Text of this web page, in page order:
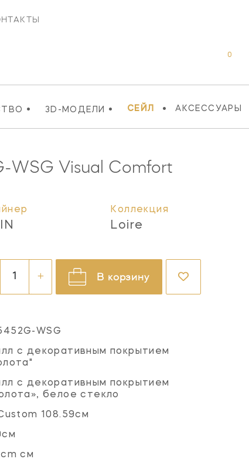
• 3D-МОДЕЛИ • СЕЙЛ • АКСЕССУАРЫ
0
WSG Visual Comfort
Коллекция
Loire
В корзину
WSG
с декоративным покрытием
с декоративным покрытием
белое стекло
108.59см
см